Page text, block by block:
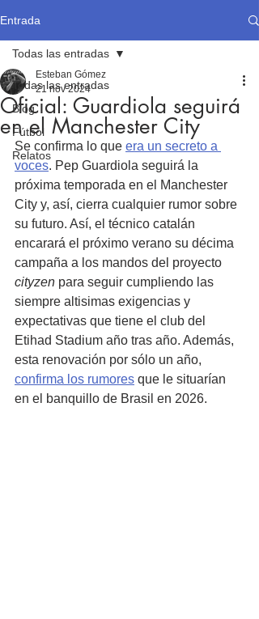
Entrada
Todas las entradas
Blog
Fútbol
Relatos
Todas las entradas
Oficial: Guardiola seguirá
en el Manchester City
Esteban Gómez
21 nov 2024
Se confirma lo que era un secreto a
voces. Pep Guardiola seguirá la
próxima temporada en el Manchester
City y, así, cierra cualquier rumor sobre
su futuro. Así, el técnico catalán
encarará el próximo verano su décima
campaña a los mandos del proyecto
cityzen para seguir cumpliendo las
siempre altisimas exigencias y
expectativas que tiene el club del
Etihad Stadium año tras año. Además,
esta renovación por sólo un año,
confirma los rumores que le situarían
en el banquillo de Brasil en 2026.